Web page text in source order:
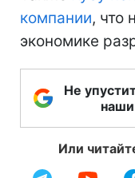
компании, что
экономике
Не
Или